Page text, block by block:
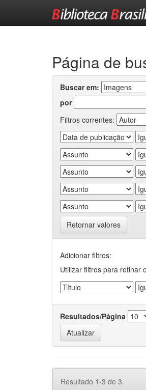
Página de
Buscar em:
por
Filtros correntes:
Retornar valores
Adicionar filtros:
Utilizar filtros para refinar
Resultados/Página
Resultado 1-3 de 3.